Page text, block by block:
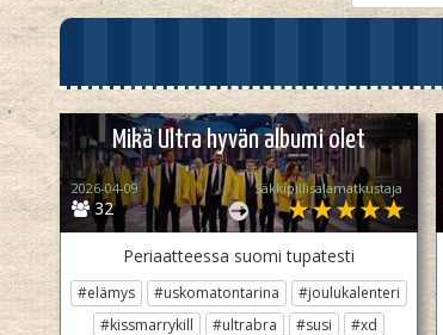
Mikä Ultra hyvän albumi olet
32
2026-04-09 Säkkipillisalamatkustaja
Periaatteessa suomi tupatesti
#elämys #uskomatontarina
#joulukalenteri
#kissmarrykill
#ultrabra #susi
#xd